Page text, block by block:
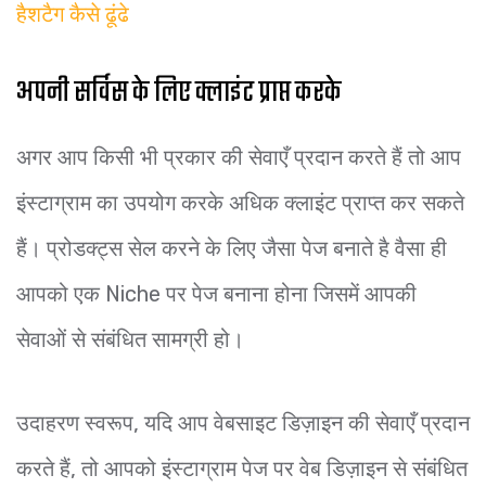
हैशटैग कैसे ढूंढे
अपनी सर्विस के लिए क्लाइंट प्राप्त करके
अगर आप किसी भी प्रकार की सेवाएँ प्रदान करते हैं तो आप
इंस्टाग्राम का उपयोग करके अधिक क्लाइंट प्राप्त कर सकते
हैं। प्रोडक्ट्स सेल करने के लिए जैसा पेज बनाते है वैसा ही
आपको एक Niche पर पेज बनाना होना जिसमें आपकी
सेवाओं से संबंधित सामग्री हो।
उदाहरण स्वरूप, यदि आप वेबसाइट डिज़ाइन की सेवाएँ प्रदान
करते हैं, तो आपको इंस्टाग्राम पेज पर वेब डिज़ाइन से संबंधित